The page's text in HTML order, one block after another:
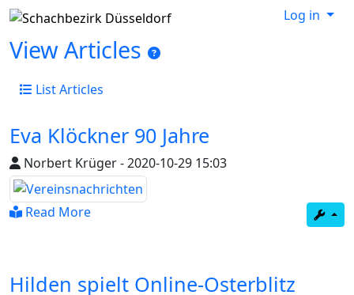
Log in
View Articles
List Articles
Eva Klöckner 90 Jahre
Norbert Krüger-2020-10-29 15:03
Read More
Hilden spielt Online-Osterblitz